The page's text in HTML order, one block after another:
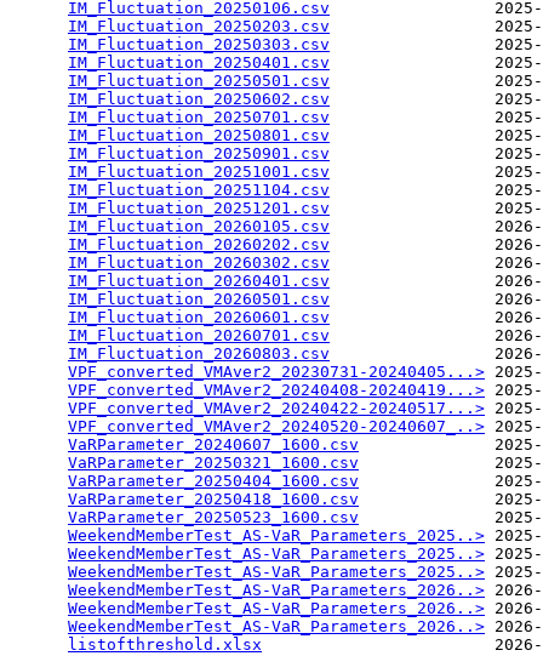
IM_Fluctuation_20250106.csv
IM_Fluctuation_20250203.csv
IM_Fluctuation_20250303.csv
IM_Fluctuation_20250401.csv
IM_Fluctuation_20250501.csv
IM_Fluctuation_20250602.csv
IM_Fluctuation_20250701.csv
IM_Fluctuation_20250801.csv
IM_Fluctuation_20250901.csv
IM_Fluctuation_20251001.csv
IM_Fluctuation_20251104.csv
IM_Fluctuation_20251201.csv
IM_Fluctuation_20260105.csv
IM_Fluctuation_20260202.csv
IM_Fluctuation_20260302.csv
IM_Fluctuation_20260401.csv
IM_Fluctuation_20260501.csv
IM_Fluctuation_20260601.csv
IM_Fluctuation_20260701.csv
IM_Fluctuation_20260803.csv
VPF_converted_VMAver2_20230731-20240405...>
VPF_converted_VMAver2_20240408-20240419...>
VPF_converted_VMAver2_20240422-20240517...>
VPF_converted_VMAver2_20240520-20240607_..>
VaRParameter_20240607_1600.csv
VaRParameter_20250321_1600.csv
VaRParameter_20250404_1600.csv
VaRParameter_20250418_1600.csv
VaRParameter_20250523_1600.csv
WeekendMemberTest_AS-VaR_Parameters_2025..>
WeekendMemberTest_AS-VaR_Parameters_2025..>
WeekendMemberTest_AS-VaR_Parameters_2025..>
WeekendMemberTest_AS-VaR_Parameters_2026..>
WeekendMemberTest_AS-VaR_Parameters_2026..>
WeekendMemberTest_AS-VaR_Parameters_2026..>
listofthreshold.xlsx